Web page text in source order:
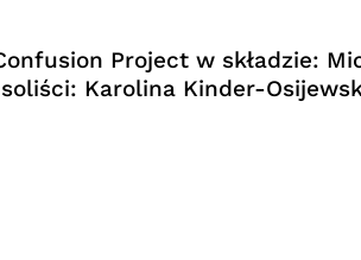
Project w składzie:
Karolina Kinder-